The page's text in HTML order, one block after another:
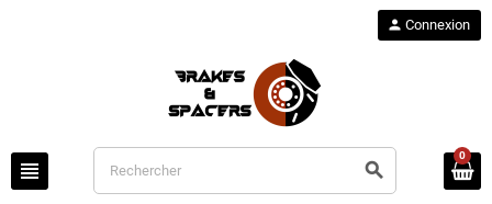
view_headline search
person Connexion
0